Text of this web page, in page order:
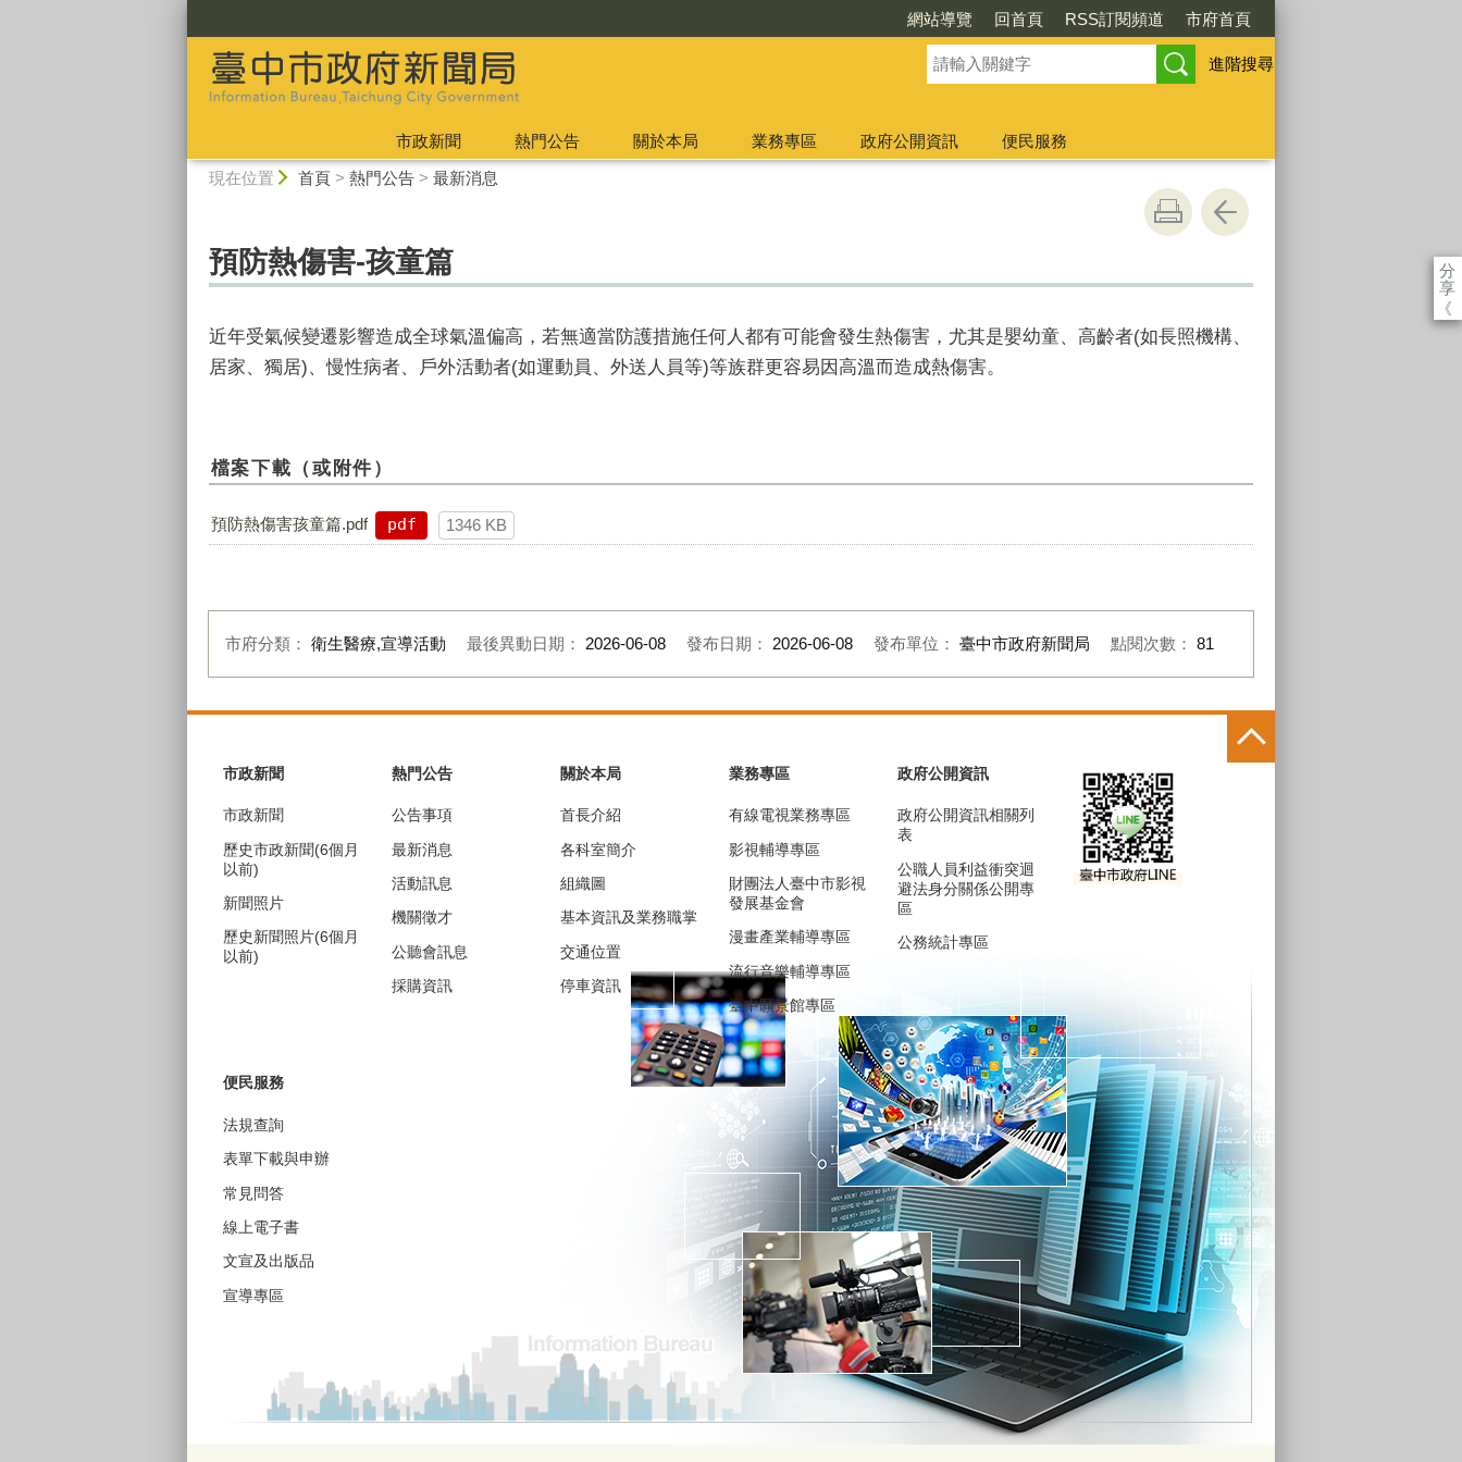
網站導覽 回首頁 RSS訂閱頻道 市府首頁
進階搜尋
市政新聞 熱門公告 關於本局 業務專區 政府公開資訊
便民服務
現在位置 首頁> 熱門公告> 最新消息
分
享
《
預防熱傷害-孩童篇
近年受氣候變遷影響造成全球氣溫偏高，若無適當防護措施任何人都有可能會發生熱傷害，尤其是嬰幼童、高齡者(如長照機構、
居家、獨居)、慢性病者、戶外活動者(如運動員、外送人員等)等族群更容易因高溫而造成熱傷害。
檔案下載（或附件）
預防熱傷害孩童篇.pdf pdf 1346 KB
市府分類： 衛生醫療,宣導活動 最後異動日期： 2026-06-08 發布日期： 2026-06-08 發布單位： 臺中市政府新聞局 點閱次數： 81
市政新聞
市政新聞
歷史市政新聞(6個月
以前)
新聞照片
歷史新聞照片(6個月
以前)
熱門公告
公告事項
最新消息
活動訊息
機關徵才
公聽會訊息
採購資訊
關於本局
首長介紹
各科室簡介
組織圖
基本資訊及業務職掌
交通位置
停車資訊
業務專區
有線電視業務專區
影視輔導專區
財團法人臺中市影視
發展基金會
漫畫產業輔導專區
流行音樂輔導專區
臺中願景館專區
政府公開資訊
政府公開資訊相關列
表
公職人員利益衝突迴
避法身分關係公開專
區
公務統計專區
便民服務
法規查詢
表單下載與申辦
常見問答
線上電子書
文宣及出版品
宣導專區